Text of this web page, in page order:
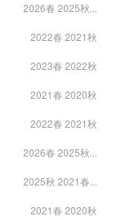
2026春 2025秋...
2022春 2021秋
2023春 2022秋
2021春 2020秋
2022春 2021秋
2026春 2025秋...
2025秋 2021春...
2021春 2020秋